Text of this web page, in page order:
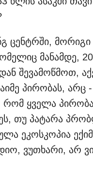
ცენტრში, მორიგი
მანამდე,
შევამოწმოთ,
პირობას,
რომ ყველა
თუ პატარა
ეკოსკოპია
ვუთხარი, არ